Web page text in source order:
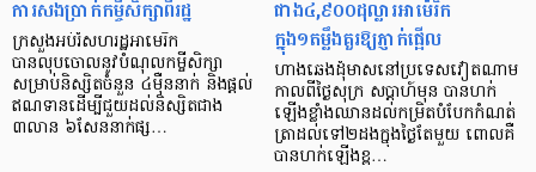
ការសងប្រាក់កម្ចីសិក្សាពីរដ្ឋ
ក្រសួងអប់រំសហរដ្ឋអាមេរិក
បានលុបចោលនូវបំណុលកម្ចីសិក្សា
សម្រាប់និស្សិតចំនួន ៤ម៉ឺននាក់ និងផ្តល់
ឥណទានដើម្បីជួយដល់និស្សិតជាង
៣លាន ៦សែននាក់ផ្ស…
ជាង៤,៩០០ដុល្លារអាម៉េរិក
ក្នុង១តម្លឹងគួរឱ្យភ្ញាក់ផ្អើល
ហាងឆេងដុំមាសនៅប្រទេសវៀតណាម
កាលពីថ្ងៃសុក្រ សប្ដាហ៍មុន បានហក់
ឡើងខ្លាំងឈានដល់កម្រិតបំបែកកំណត់
ត្រាដល់ទៅ២ដងក្នុងថ្ងៃតែមួយ ពោលគឺ
បានហក់ឡើងខ្ព…